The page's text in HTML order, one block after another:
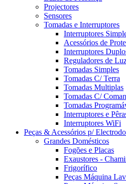
Projectores
Sensores
Tomadas e Interruptores
Interruptores
Acessórios de
Interruptores
Reguladores de
Tomadas Simples
Tomadas C/ Terra
Tomadas Multiplas
Tomadas C/
Tomadas
Interruptores e
Interruptores WiFi
Peças & Acessórios p/
Grandes Domésticos
Fogões e Placas
Exaustores -
Frigorífico
Peças Máquina